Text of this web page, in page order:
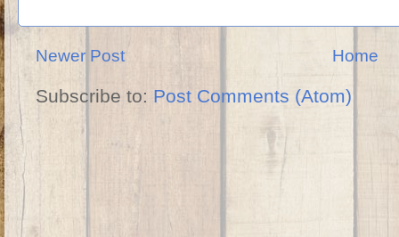
Newer Post Home
Subscribe to: Post Comments (Atom)